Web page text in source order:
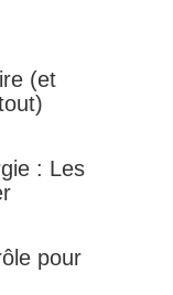
(et
: Les
pour